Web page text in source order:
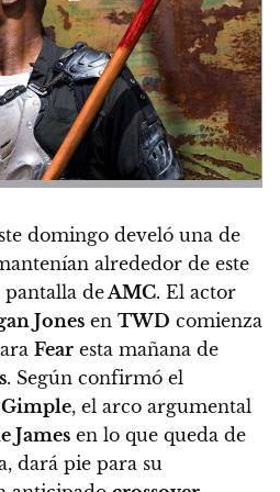
domingo develó una de
alrededor de este
pantalla de AMC. El actor
Jones en TWD comienza
Fear esta mañana de
. Según confirmó el
, el arco argumental
James en lo que queda de
dará pie para su